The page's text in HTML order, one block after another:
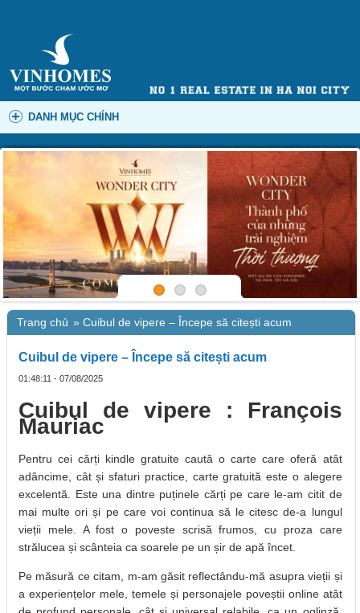
DANH MỤC CHÍNH
Trang chủ » Cuibul de vipere – Începe să citești acum
Cuibul de vipere – Începe să citești acum
01:48:11 - 07/08/2025
Cuibul de vipere : François
Mauriac
Pentru cei cărți kindle gratuite caută o carte care oferă atât
adâncime, cât și sfaturi practice, carte gratuită este o alegere
excelentă. Este una dintre puținele cărți pe care le-am citit de
mai multe ori și pe care voi continua să le citesc de-a lungul
vieții mele. A fost o poveste scrisă frumos, cu proza care
strălucea și scânteia ca soarele pe un șir de apă încet.
Pe măsură ce citam, m-am găsit reflectându-mă asupra vieții și
a experiențelor mele, temele și personajele poveștii online atât